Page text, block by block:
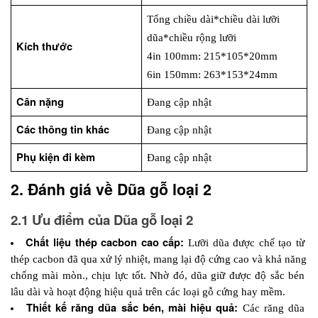
Kích thước
Tổng chiều dài*chiều dài lưỡi
dũa*chiều rộng lưỡi
4in 100mm: 215*105*20mm
6in 150mm: 263*153*24mm
Cân nặng Đang cập nhật
Các thông tin khác Đang cập nhật
Phụ kiện đi kèm Đang cập nhật
2. Đánh giá về Dũa gỗ loại 2
2.1 Ưu điểm của Dũa gỗ loại 2
Chất liệu thép cacbon cao cấp: Lưỡi dũa được chế tạo từ
thép cacbon đã qua xử lý nhiệt, mang lại độ cứng cao và khả năng
chống mài mòn., chịu lực tốt. Nhờ đó, dũa giữ được độ sắc bén
lâu dài và hoạt động hiệu quả trên các loại gỗ cứng hay mềm.
Thiết kế răng dũa sắc bén, mài hiệu quả: Các răng dũa